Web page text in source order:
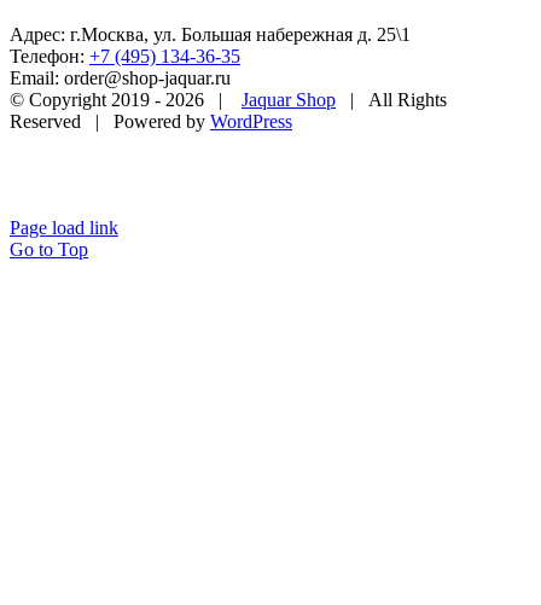
Адрес: г.Москва, ул. Большая набережная д. 25\1
Телефон: +7 (495) 134-36-35
Email: order@shop-jaquar.ru
© Copyright 2019 - 2026 | Jaquar Shop | All Rights
Reserved | Powered by WordPress
Page load link
Go to Top